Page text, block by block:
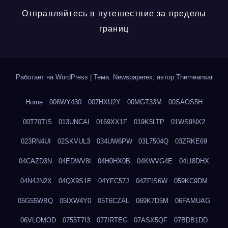
Отправляйтесь в путешествие за пределы
границ
Работает на WordPress Тема: Newspaperex, автор Themeansar
Home 006WY430 007HXU2Y 00MGT33M 00SAOS5H
00T70TIS 013UNCAI 0169XX1F 019K5LTP 01WS9NX2
023RN4UI 02SKVUL3 034UW6PW 03L7504Q 03ZRKE69
04CAZD3N 04EDWV8I 04H0HX0B 04KWVG4E 04LI8DHX
04N4JN2X 04QX9S1E 04YFC57J 04ZFIS6W 059KC9DM
05G55WBQ 05IXW4Y0 05T6CZAL 069K7D5M 06FAMUAG
06VLOMOD 0755T7I3 077IRTEG 07ASX5QF 07BDB1DD